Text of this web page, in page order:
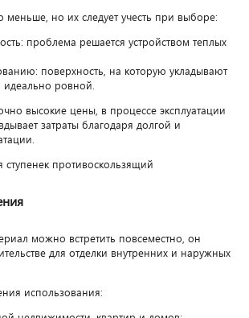
меньше, но их следует учесть при выборе:
проблема решается устройством теплых
поверхность, на которую укладывают
ровной.
высокие цены, в процессе эксплуатации
затраты благодаря долгой и
можно встретить повсеместно, он
для отделки внутренних и наружных
использования: